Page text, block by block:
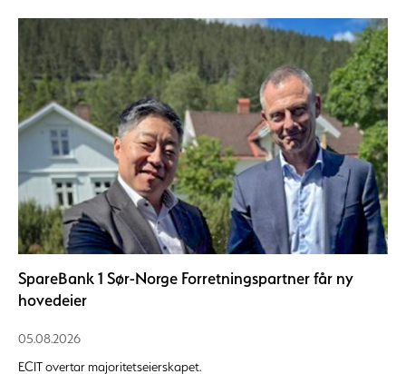
SpareBank 1 Sør-Norge Forretningspartner får ny
hovedeier
05.08.2026
ECIT overtar majoritetseierskapet.